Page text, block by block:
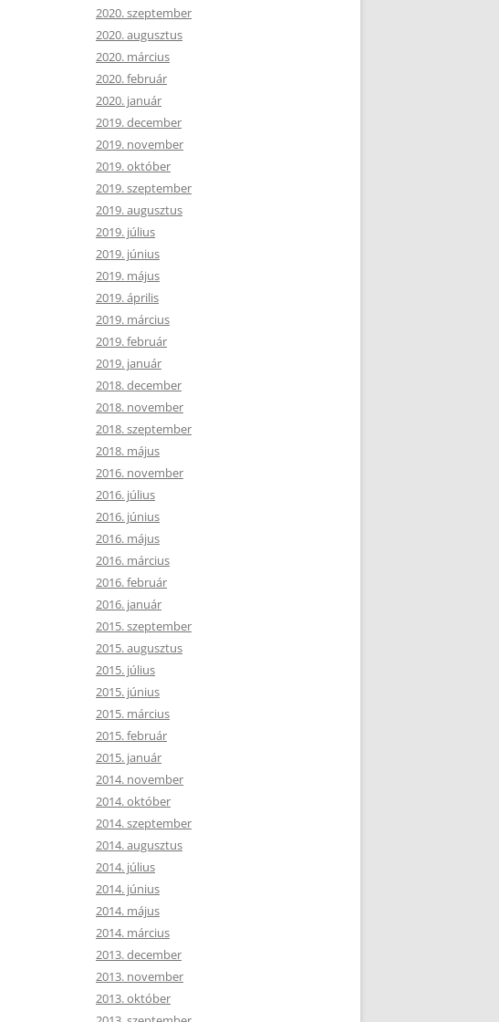
2020. szeptember
2020. augusztus
2020. március
2020. február
2020. január
2019. december
2019. november
2019. október
2019. szeptember
2019. augusztus
2019. július
2019. június
2019. május
2019. április
2019. március
2019. február
2019. január
2018. december
2018. november
2018. szeptember
2018. május
2016. november
2016. július
2016. június
2016. május
2016. március
2016. február
2016. január
2015. szeptember
2015. augusztus
2015. július
2015. június
2015. március
2015. február
2015. január
2014. november
2014. október
2014. szeptember
2014. augusztus
2014. július
2014. június
2014. május
2014. március
2013. december
2013. november
2013. október